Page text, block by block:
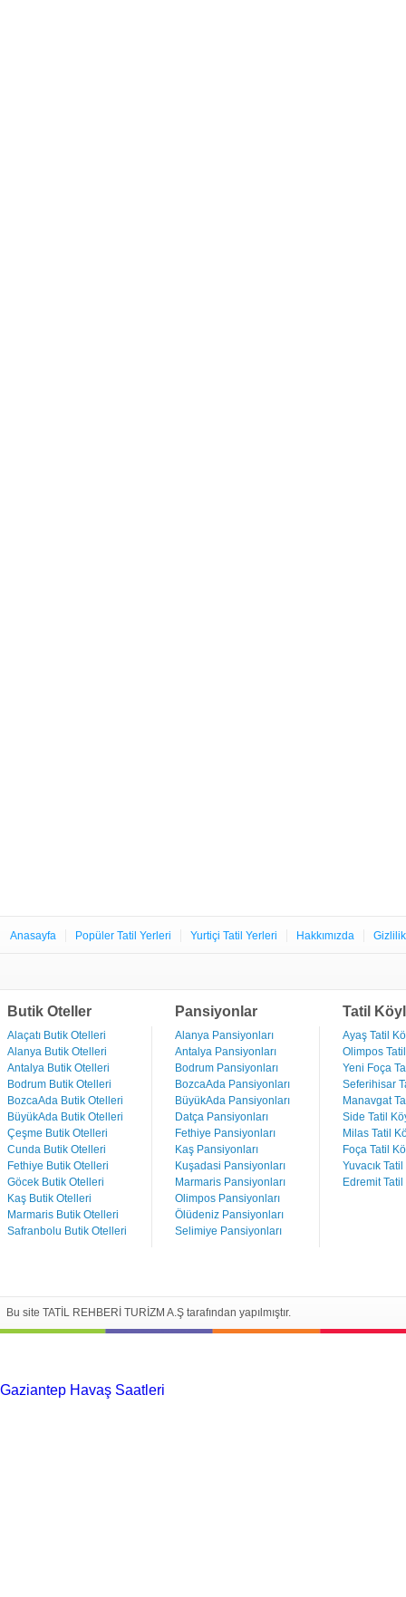
Anasayfa Popüler Tatil Yerleri Yurtiçi Tatil Yerleri Hakkımızda
Butik Oteller
Alaçatı Butik Otelleri
Alanya Butik Otelleri
Antalya Butik Otelleri
Bodrum Butik Otelleri
BozcaAda Butik Otelleri
BüyükAda Butik Otelleri
Çeşme Butik Otelleri
Cunda Butik Otelleri
Fethiye Butik Otelleri
Göcek Butik Otelleri
Kaş Butik Otelleri
Marmaris Butik Otelleri
Safranbolu Butik Otelleri
Pansiyonlar
Alanya Pansiyonları
Antalya Pansiyonları
Bodrum Pansiyonları
BozcaAda Pansiyonları
BüyükAda Pansiyonları
Datça Pansiyonları
Fethiye Pansiyonları
Kaş Pansiyonları
Kuşadasi Pansiyonları
Marmaris Pansiyonları
Olimpos Pansiyonları
Ölüdeniz Pansiyonları
Selimiye Pansiyonları
Tatil
Ayaş Tatil
Olimpos
Yeni Foça
Seferihisar
Manavgat
Side Tatil
Milas Tatil
Foça Tatil
Yuvacık
Edremit
Bu site TATİL REHBERİ TURİZM A.Ş tarafından yapılmıştır.
Gaziantep Havaş Saatleri